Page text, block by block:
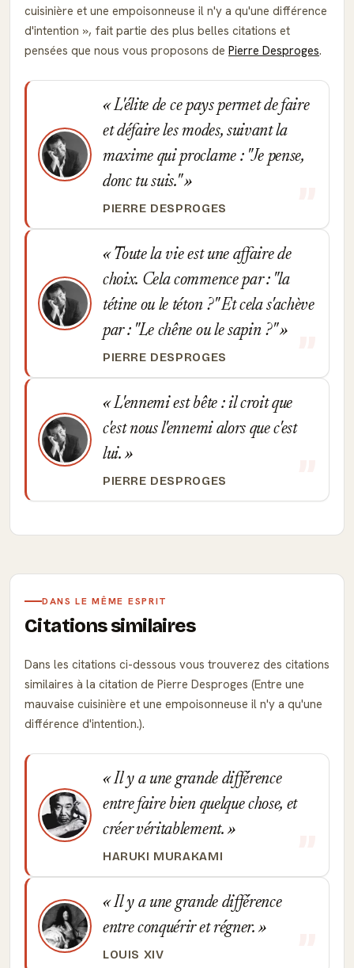
cuisinière et une empoisonneuse il n'y a qu'une différence
d'intention
, fait partie des plus belles citations et
pensées que nous vous proposons de Pierre Desproges.
L'élite de ce pays permet de faire
et défaire les modes, suivant la
maxime qui proclame : "Je pense,
donc tu suis."
PIERRE DESPROGES
Toute la vie est une affaire de
choix. Cela commence par : "la
tétine ou le téton ?" Et cela s'achève
par : "Le chêne ou le sapin ?"
PIERRE DESPROGES
L'ennemi est bête : il croit que
c'est nous l'ennemi alors que c'est
lui.
PIERRE DESPROGES
DANS LE MÊME ESPRIT
Citations similaires
Dans les citations ci-dessous vous trouverez des citations
similaires à la citation de Pierre Desproges (Entre une
mauvaise cuisinière et une empoisonneuse il n'y a qu'une
différence d'intention.).
Il y a une grande différence
entre faire bien quelque chose, et
créer véritablement.
HARUKI MURAKAMI
Il y a une grande différence
entre conquérir et régner.
LOUIS XIV